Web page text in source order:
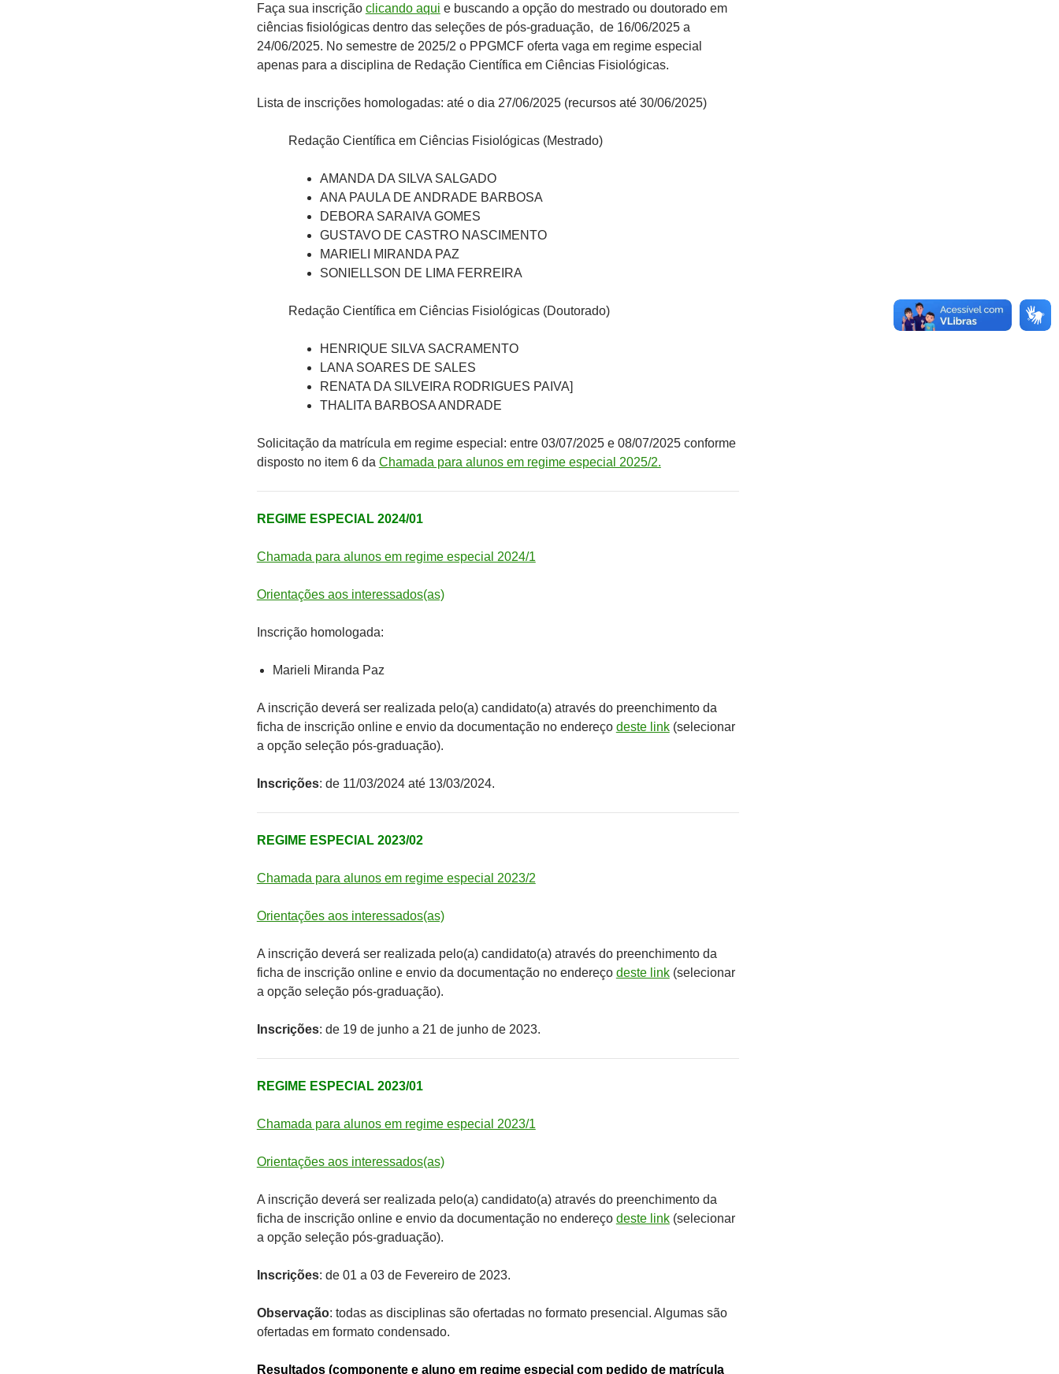
Faça sua inscrição clicando aqui e buscando a opção do mestrado ou doutorado em
ciências fisiológicas dentro das seleções de pós-graduação, de 16/06/2025 a
24/06/2025. No semestre de 2025/2 o PPGMCF oferta vaga em regime especial
apenas para a disciplina de Redação Científica em Ciências Fisiológicas.
Lista de inscrições homologadas: até o dia 27/06/2025 (recursos até 30/06/2025)
Redação Científica em Ciências Fisiológicas (Mestrado)
AMANDA DA SILVA SALGADO
ANA PAULA DE ANDRADE BARBOSA
DEBORA SARAIVA GOMES
GUSTAVO DE CASTRO NASCIMENTO
MARIELI MIRANDA PAZ
SONIELLSON DE LIMA FERREIRA
Redação Científica em Ciências Fisiológicas (Doutorado)
HENRIQUE SILVA SACRAMENTO
LANA SOARES DE SALES
RENATA DA SILVEIRA RODRIGUES PAIVA]
THALITA BARBOSA ANDRADE
Solicitação da matrícula em regime especial: entre 03/07/2025 e 08/07/2025 conforme
disposto no item 6 da Chamada para alunos em regime especial 2025/2.
REGIME ESPECIAL 2024/01
Chamada para alunos em regime especial 2024/1
Orientações aos interessados(as)
Inscrição homologada:
Marieli Miranda Paz
A inscrição deverá ser realizada pelo(a) candidato(a) através do preenchimento da
ficha de inscrição online e envio da documentação no endereço deste link(selecionar
a opção seleção pós-graduação).
Inscrições: de 11/03/2024 até 13/03/2024.
REGIME ESPECIAL 2023/02
Chamada para alunos em regime especial 2023/2
Orientações aos interessados(as)
A inscrição deverá ser realizada pelo(a) candidato(a) através do preenchimento da
ficha de inscrição online e envio da documentação no endereço deste link(selecionar
a opção seleção pós-graduação).
Inscrições: de 19 de junho a 21 de junho de 2023.
REGIME ESPECIAL 2023/01
Chamada para alunos em regime especial 2023/1
Orientações aos interessados(as)
A inscrição deverá ser realizada pelo(a) candidato(a) através do preenchimento da
ficha de inscrição online e envio da documentação no endereço deste link(selecionar
a opção seleção pós-graduação).
Inscrições: de 01 a 03 de Fevereiro de 2023.
Observação: todas as disciplinas são ofertadas no formato presencial. Algumas são
ofertadas em formato condensado.
Resultados (componente e aluno em regime especial com pedido de matrícula